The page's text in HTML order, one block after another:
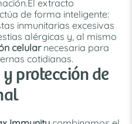
extracto
de forma inteligente:
inmunitarias excesivas
alérgicas y, al mismo
celularnecesaria para
cotidianas.
protección de